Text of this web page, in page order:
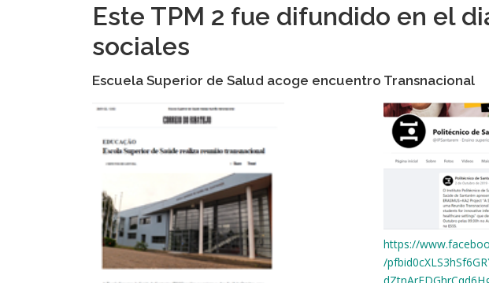
Este TPM 2 fue difundido en el
sociales
Escuela Superior de Salud acoge encuentro Transnacional
https://
/